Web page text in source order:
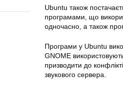
Ubuntu також
програмами, що
одночасно, а також
Програми у Ubuntu
GNOME
призводити до
звукового сервера.